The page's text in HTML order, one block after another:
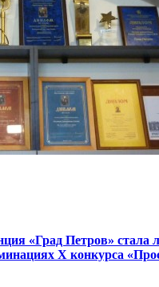
«Град Петров» стала
X конкурса